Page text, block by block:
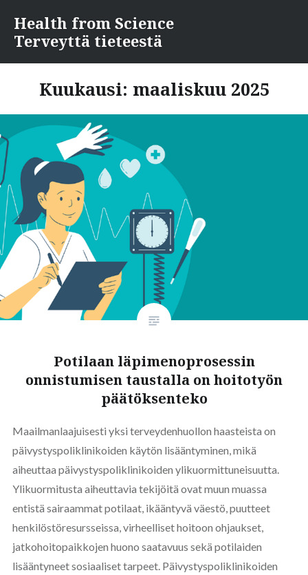
content
Health from Science
Terveyttä tieteestä
Kuukausi: maaliskuu 2025
Potilaan läpimenoprosessin
onnistumisen taustalla on hoitotyön
päätöksenteko
Maailmanlaajuisesti yksi terveydenhuollon haasteista on
päivystyspoliklinikoiden käytön lisääntyminen, mikä
aiheuttaa päivystyspoliklinikoiden ylikuormittuneisuutta.
Ylikuormitusta aiheuttavia tekijöitä ovat muun muassa
entistä sairaammat potilaat, ikääntyvä väestö, puutteet
henkilöstöresursseissa, virheelliset hoitoon ohjaukset,
jatkohoitopaikkojen huono saatavuus sekä potilaiden
lisääntyneet sosiaaliset tarpeet. Päivystyspoliklinikoiden